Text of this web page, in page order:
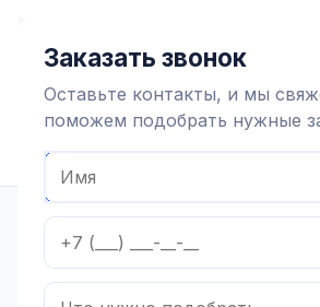
Доильные аппараты
Скоба крепления ACR MC5 (к Delaval)
Заказать звонок
Оставьте контакты, и мы
поможем подобрать нужные